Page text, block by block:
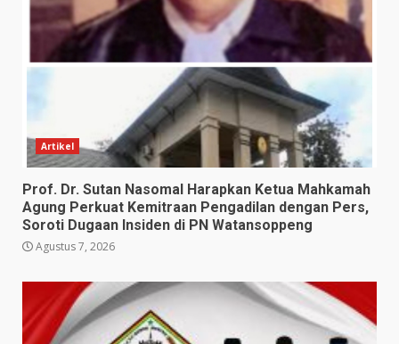
Artikel
Prof. Dr. Sutan Nasomal Harapkan Ketua Mahkamah
Agung Perkuat Kemitraan Pengadilan dengan Pers,
Soroti Dugaan Insiden di PN Watansoppeng
Agustus 7, 2026